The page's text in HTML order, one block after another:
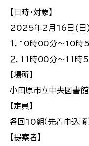
【日時・対象】
2025年2月16日(日)
１．10時00分～10時
２．11時00分～11時
【場所】
小田原市立中央図書館
【定員】
各回10組（先着申込順
【提案者】